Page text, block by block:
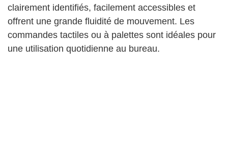
clairement identifiés, facilement accessibles et
offrent une grande fluidité de mouvement. Les
commandes tactiles ou à palettes sont idéales pour
une utilisation quotidienne au bureau.